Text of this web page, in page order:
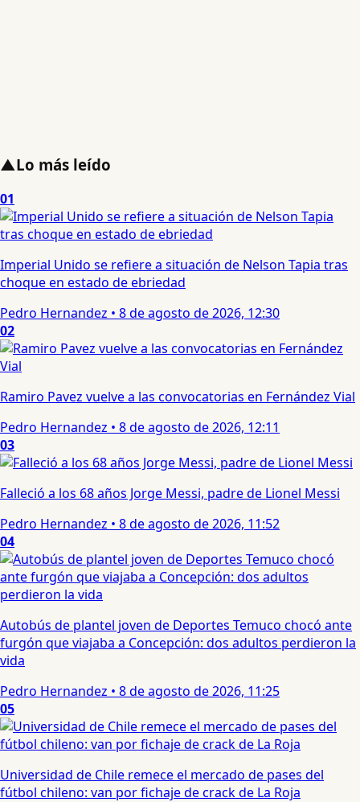
▲Lo más leído
01
Imperial Unido se refiere a situación de Nelson Tapia tras
choque en estado de ebriedad
Pedro Hernandez • 8 de agosto de 2026, 12:30
02
Ramiro Pavez vuelve a las convocatorias en Fernández Vial
Pedro Hernandez • 8 de agosto de 2026, 12:11
03
Falleció a los 68 años Jorge Messi, padre de Lionel Messi
Pedro Hernandez • 8 de agosto de 2026, 11:52
04
Autobús de plantel joven de Deportes Temuco chocó ante
furgón que viajaba a Concepción: dos adultos perdieron la
vida
Pedro Hernandez • 8 de agosto de 2026, 11:25
05
Universidad de Chile remece el mercado de pases del
fútbol chileno: van por fichaje de crack de La Roja